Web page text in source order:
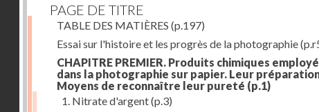
PAGE DE TITRE
TABLE DES MATIÈRES (p.197)
Essai sur l'histoire et les progrès de la photographie
CHAPITRE PREMIER. Produits chimiques
dans la photographie sur papier. Leur
Moyens de reconnaître leur pureté (p.1)
1. Nitrate d'argent(p.3)